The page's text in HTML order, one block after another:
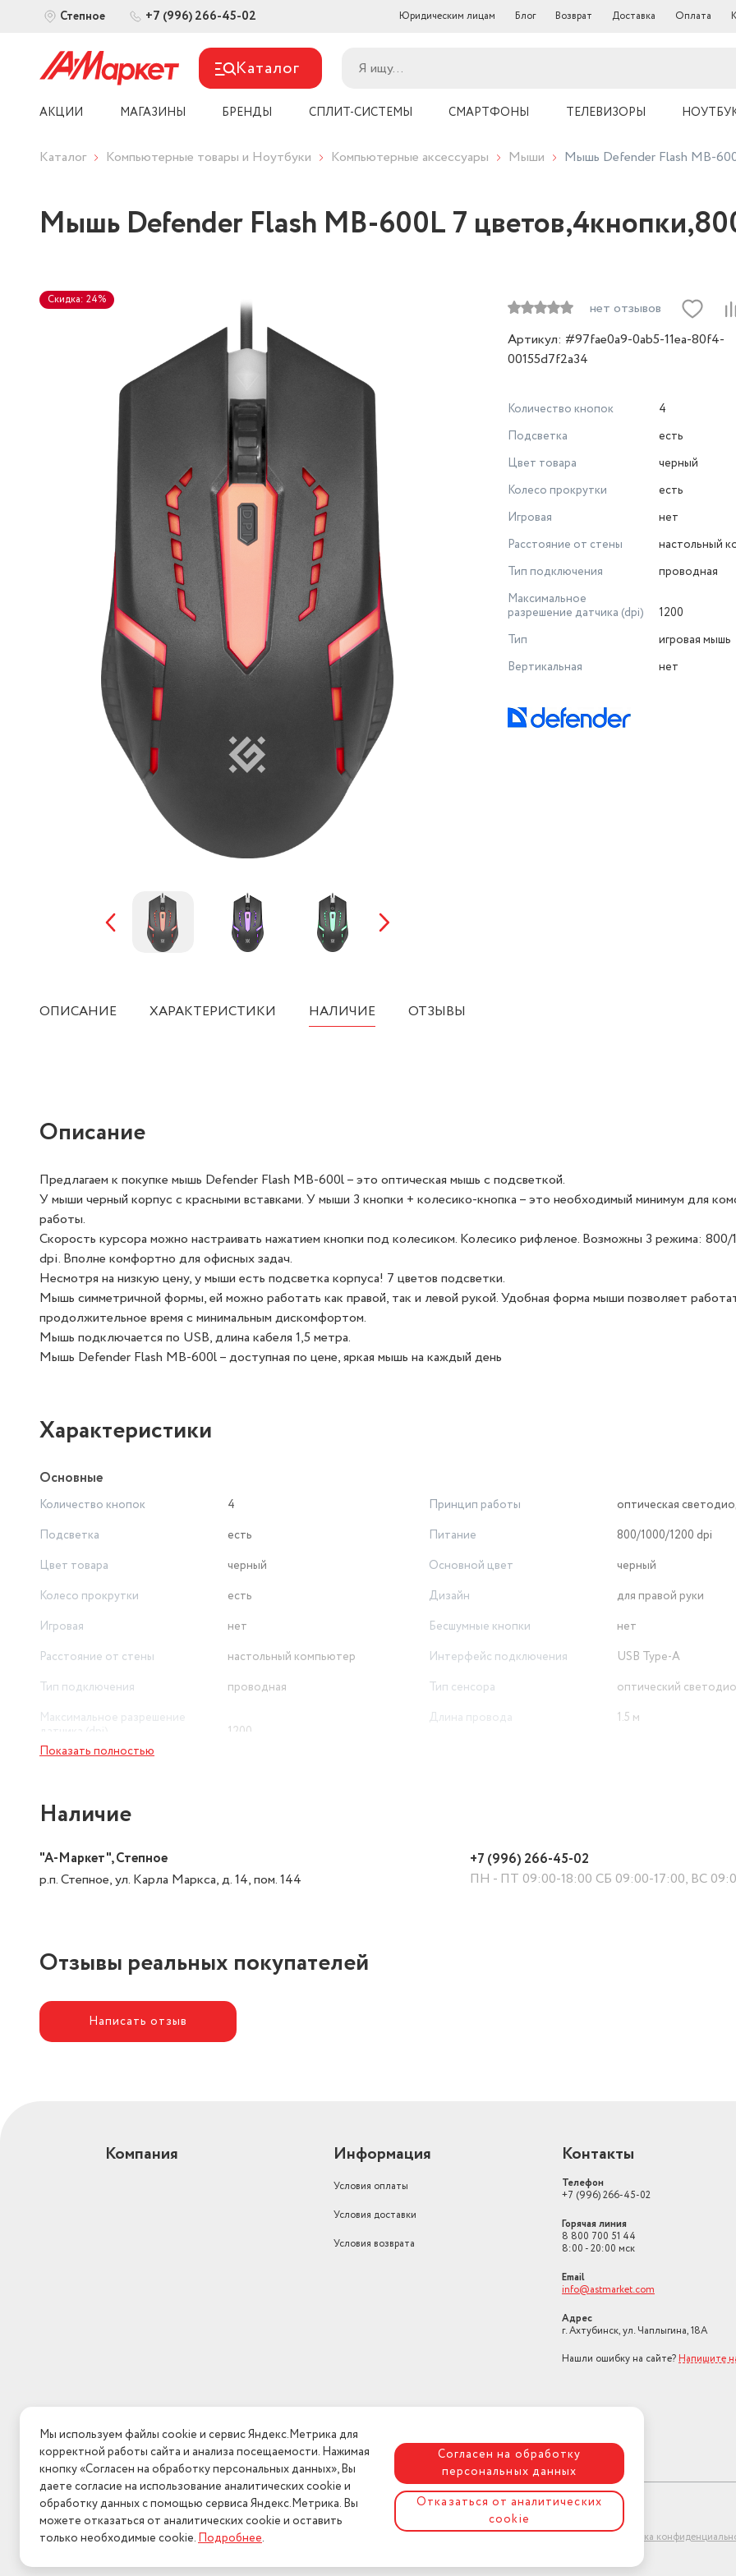
Степное +7 (996) 266-45-02 Юридическим лицам Блог Возврат Доставка Оплата
Каталог
АКЦИИ МАГАЗИНЫ БРЕНДЫ СПЛИТ-СИСТЕМЫ СМАРТФОНЫ ТЕЛЕВИЗОРЫ
Каталог Компьютерные товары и Ноутбуки Компьютерные аксессуары Мыши Мышь Defender Flash MB-
Мышь Defender Flash MB-600L 7
Скидка: 24%
нет отзывов
Артикул: #97fae0a9-0ab5-11ea-80f4-
00155d7f2a34
Количество кнопок
4
Подсветка
есть
Цвет товара
черный
Колесо прокрутки
есть
Игровая
нет
Расстояние от стены
настольный
Тип подключения
проводная
Максимальное
разрешение датчика (dpi)
1200
Тип
игровая мышь
Вертикальная
нет
ОПИСАНИЕ ХАРАКТЕРИСТИКИ НАЛИЧИЕ ОТЗЫВЫ
Описание
Предлагаем к покупке мышь Defender Flash MB-600l – это оптическая мышь с подсветкой.
У мыши черный корпус с красными вставками. У мыши 3 кнопки + колесико-кнопка – это необходимый минимум для
работы.
Скорость курсора можно настраивать нажатием кнопки под колесиком. Колесико рифленое. Возможны 3 режима: 800/
dpi. Вполне комфортно для офисных задач.
Несмотря на низкую цену, у мыши есть подсветка корпуса! 7 цветов подсветки.
Мышь симметричной формы, ей можно работать как правой, так и левой рукой. Удобная форма мыши позволяет
продолжительное время с минимальным дискомфортом.
Мышь подключается по USB, длина кабеля 1,5 метра.
Мышь Defender Flash MB-600l – доступная по цене, яркая мышь на каждый день
Характеристики
Основные
Количество кнопок
4
Подсветка
есть
Цвет товара
черный
Колесо прокрутки
есть
Игровая
нет
Расстояние от стены
настольный компьютер
Тип подключения
проводная
Максимальное разрешение
1200
Принцип работы
оптическая
Питание
800/1000/1200 dpi
Основной цвет
черный
Дизайн
для правой руки
Бесшумные кнопки
нет
Интерфейс подключения
USB Type-A
Тип сенсора
оптический
Длина провода
1.5 м
Показать полностью
Наличие
"А-Маркет", Степное
р.п. Степное, ул. Карла Маркса, д. 14, пом. 144
+7 (996) 266-45-02
ПН - ПТ 09:00-18:00 СБ 09:00-17:00, ВС
Отзывы реальных покупателей
Написать отзыв
Компания Информация
Условия оплаты
Условия доставки
Условия возврата
Контакты
Телефон
+7 (996) 266-45-02
Горячая линия
8 800 700 51 44
8:00 - 20:00 мск
Email
info@astmarket.com
Адрес
г. Ахтубинск, ул. Чаплыгина, 18А
Нашли ошибку на сайте? Напишите
Политика
Мы используем файлы cookie и сервис Яндекс.Метрика для
корректной работы сайта и анализа посещаемости. Нажимая
кнопку «Согласен на обработку персональных данных», Вы
даете согласие на использование аналитических cookie и
обработку данных с помощью сервиса Яндекс.Метрика. Вы
можете отказаться от аналитических cookie и оставить
только необходимые cookie.Подробнее.
Согласен на обработку
персональных данных
Отказаться от аналитических
cookie